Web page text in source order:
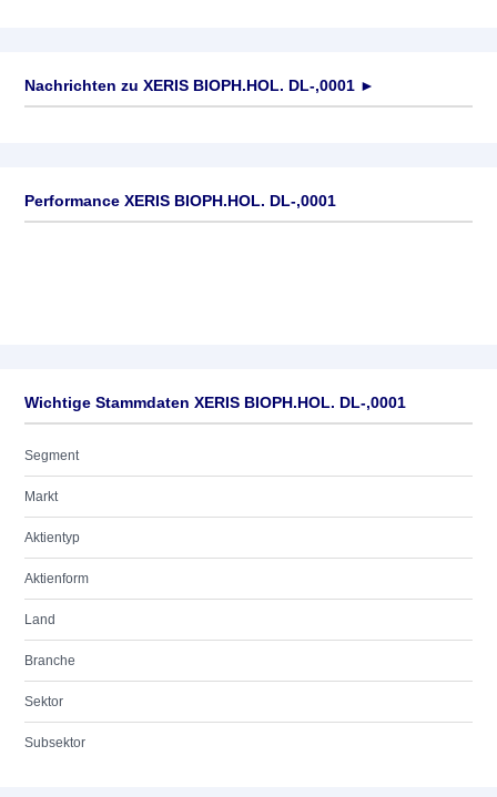
Nachrichten zu XERIS BIOPH.HOL. DL-,0001 ►
Performance XERIS BIOPH.HOL. DL-,0001
Wichtige Stammdaten XERIS BIOPH.HOL. DL-,0001
Segment
Markt
Aktientyp
Aktienform
Land
Branche
Sektor
Subsektor